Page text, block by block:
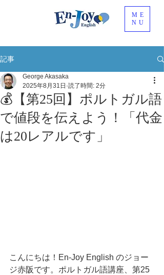
ME
NU
記事
💰【第25回】ポルトガル語
で値段を伝えよう！「代金
は20レアルです」
George Akasaka
2025年8月31日 読了時間: 2分
こんにちは！En-Joy English のジョー
ジ赤阪です。ポルトガル語講座、第25